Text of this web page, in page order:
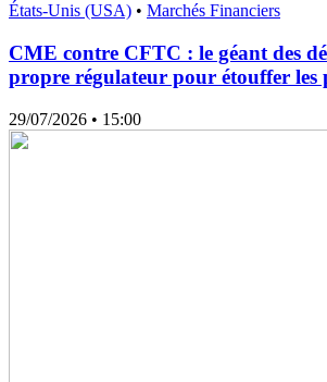
États-Unis (USA) • Marchés Financiers
CME contre CFTC : le géant des
propre régulateur pour étouffer les
29/07/2026 • 15:00